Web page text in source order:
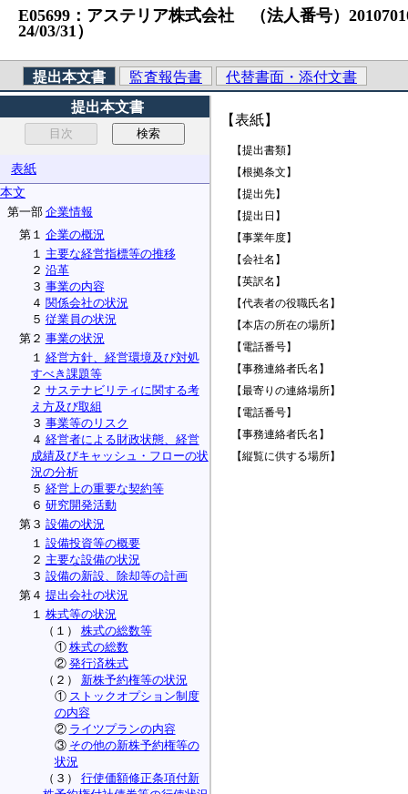
E05699：アステリア株式会社 （法人番号）
24/03/31）
提出本文書 監査報告書
代替書面・添付文書
提出本文書